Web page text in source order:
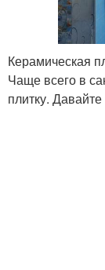
Керамическая
Чаще всего в
плитку.